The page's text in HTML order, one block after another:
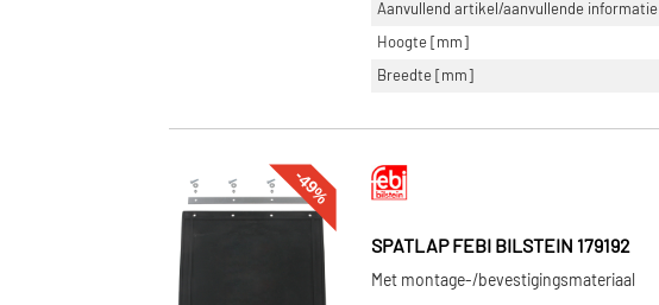
Aanvullend artikel/aanvullende informatie
Hoogte [mm]
Breedte [mm]
-49%
SPATLAP FEBI BILSTEIN 179192
Met montage-/bevestigingsmateriaal